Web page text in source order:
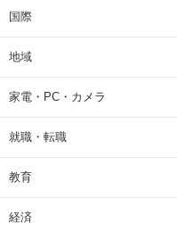
国際
地域
家電・PC・カメラ
就職・転職
教育
経済